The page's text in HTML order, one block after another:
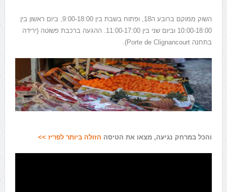
השוק ממוקם ברובע ה18, ופתוח בשבת בין 9:00-18:00, ביום ראשון בין
10:00-18:00 וביום שני בין 11:00-17:00. ההגעה ברכבת פשוטה (ירידה
בתחנה Porte de Clignancourt).
והכל במרחק נגיעה, מצאו את הטיסה הזולה ביותר לפריז >>